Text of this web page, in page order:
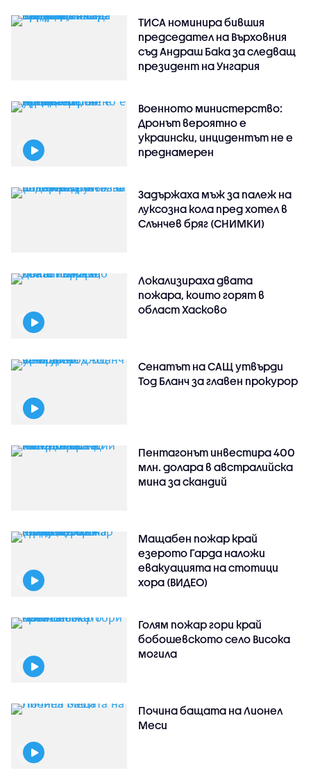
ТИСА номинира бившия
председател на Върховния
съд Андраш Бака за следващ
президент на Унгария
Военното министерство:
Дронът вероятно е
украински, инцидентът не е
преднамерен
Задържаха мъж за палеж на
луксозна кола пред хотел в
Слънчев бряг (СНИМКИ)
Локализираха двата
пожара, които горят в
област Хасково
Сенатът на САЩ утвърди
Тод Бланч за главен прокурор
Пентагонът инвестира 400
млн. долара в австралийска
мина за скандий
Мащабен пожар край
езерото Гарда наложи
евакуацията на стотици
хора (ВИДЕО)
Голям пожар гори край
бобошевското село Висока
могила
Почина бащата на Лионел
Меси